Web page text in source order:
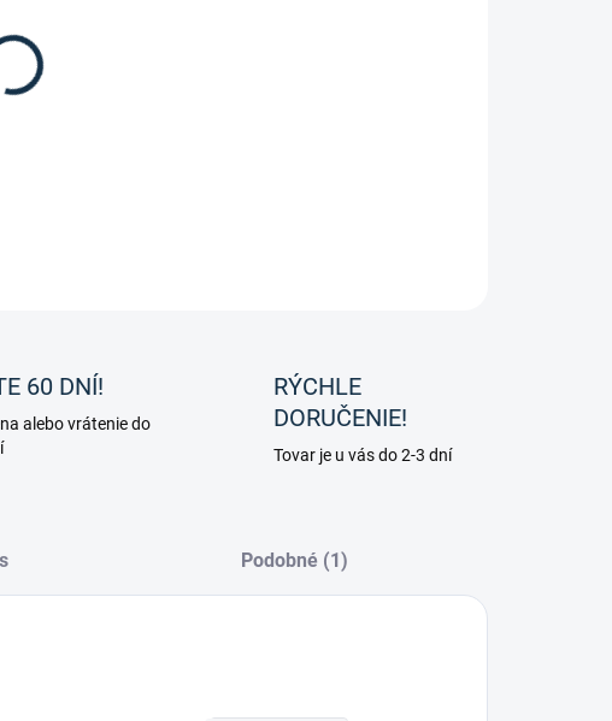
Všestranná plstenka "Seaside" od značky HKM
60 DNÍ!
alebo vrátenie do
RÝCHLE
DORUČENIE!
Tovar je u vás do 2-3 dní
Podobné (1)